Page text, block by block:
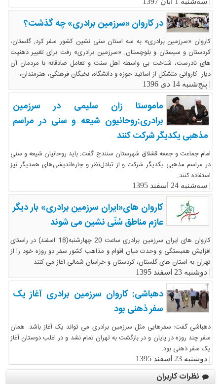
در کاروان «سرزمین برادری» چه گذشت؟
کاروان «سرزمین برادری» به سه استان سنی نشین کشور سفر کرد, گلستان،
کردستان و سیستان و بلوچستان. «سرزمین برادری» رفت برای تغییر ذهنیت
های نادرست، شناخت بی واسطه اهل سنت و تعامل صادقانه با مردمان آن
دیار. کاروانی متشکل از اساتید حوزه و دانشگاه، نخبگان فرهنگی، هنرمندان، ...
| پنج‌شنبه 14 دی 1396
ماموستا زان سلیمی در سرزمین
برادری:روحانیون شیعه و سنی در مراسم
مذهبی یکدیگر شرکت کنند
امام جماعت و جمعه قشلاق شهرستان سنندج گفت: باید روحانیان شیعه و سنی
در مراسم مذهبی یکدیگر شرکت و از تبادل‌نظر و چاره‌اندیشی‌های همدیگر نیز
استفاده کنند.
| سه‌شنبه 24 اسفند 1395
کاروان های«ایران سرزمین برادری» بار دیگر
عازم مناطق سُنّی نشین می شوند
کاروان های ایران سرزمین برادری ساعت 20 چهارشنبه(18 اسفند) در راستای
افزایش همبستگی و وحدت میان اقوام و مذاهب کشور سفر دو روزه خود را از
تهران به استان های گلستان، کردستان و خراسان شمالی آغاز می کنند.
| دوشنبه 23 اسفند 1395
دهباشی: کاروان سرزمین برادری آغاز یک
سفر ذهنی بود
دهباشی گفت: سفرهایی مثل سرزمین برادری می تواند یک آغاز باشد. همان
سفر چند روزه در پایان و در بازگشت به تهران تمام نشد و در اغلب دوستان آغاز
یک سفر ذهنی بود.
| دوشنبه 23 اسفند 1395
نظرات کاربران